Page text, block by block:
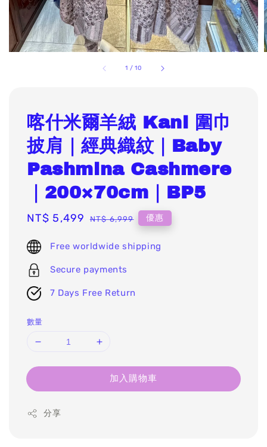
1 /10
喀什米爾羊絨 Kani 圍巾
披肩｜經典織紋｜Baby
Pashmina Cashmere
｜200×70cm｜BP5
Sale
NT$ 5,499 Regular
NT$ 6,999 優惠
Free worldwide shipping
Secure payments
7 Days Free Return
數量
加入購物車
分享